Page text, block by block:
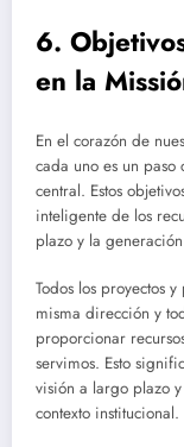
6.
en la
En el corazón de
cada uno es un
central. Estos
inteligente de los
plazo y la
Todos los proyectos
misma dirección y
proporcionar
servimos. Esto
visión a largo plazo
contexto institucional.